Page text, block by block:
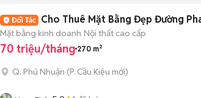
Cho Thuê Mặt Bằng Đẹp Đường
Mặt bằng kinh doanh Nội thất cao cấp
70 triệu/tháng 270 m²
Q. Phú Nhuận (P. Cầu Kiệu mới)